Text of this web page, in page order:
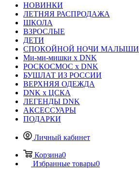
НОВИНКИ
ЛЕТНЯЯ РАСПРОДАЖА
ШКОЛА
ВЗРОСЛЫЕ
ДЕТИ
СПОКОЙНОЙ НОЧИ МАЛЫШИ
Ми-ми-мишки x DNK
РОСКОСМОС x DNK
БУШЛАТ ИЗ РОССИИ
ВЕРХНЯЯ ОДЕЖДА
DNK x ЦСКА
ЛЕГЕНДЫ DNK
АКСЕССУАРЫ
ПОДАРКИ
Личный кабинет
Корзина0
Избранные товары0